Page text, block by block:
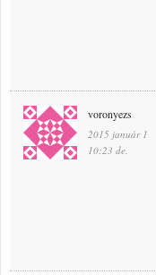
voronyezs
2015 január 1
10:23 de.